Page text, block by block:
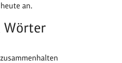
an.
Wörter